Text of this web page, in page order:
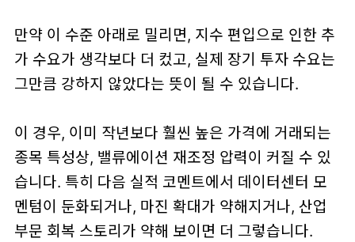
만약 이 수준 아래로 밀리면, 지수 편입으로 인한 추
가 수요가 생각보다 더 컸고, 실제 장기 투자 수요는
그만큼 강하지 않았다는 뜻이 될 수 있습니다.
이 경우, 이미 작년보다 훨씬 높은 가격에 거래되는
종목 특성상, 밸류에이션 재조정 압력이 커질 수 있
습니다. 특히 다음 실적 코멘트에서 데이터센터 모
멘텀이 둔화되거나, 마진 확대가 약해지거나, 산업
부문 회복 스토리가 약해 보이면 더 그렇습니다.